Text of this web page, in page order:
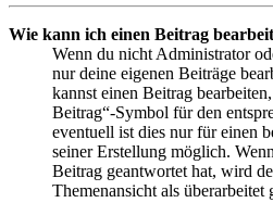
Wie kann ich einen Beitrag
Wenn du nicht Administrator
nur deine eigenen Beiträge
kannst einen Beitrag
Beitrag“-Symbol für den
eventuell ist dies nur für einen
seiner Erstellung möglich.
Beitrag geantwortet hat, wird
Themenansicht als